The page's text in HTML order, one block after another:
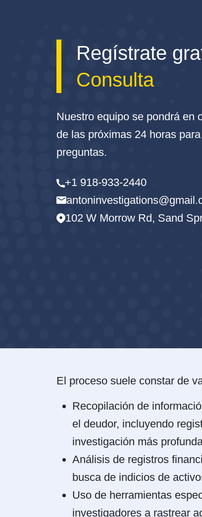
Regístrate
Consulta
Nuestro equipo se pondrá en
de las próximas 24 horas
preguntas.
+1 918-933-2440
102 W Morrow Rd, Sand
El proceso suele constar de
Recopilación de
el deudor, incluyendo
investigación más
Análisis de registros
busca de indicios de
Uso de herramientas
investigadores a rastrear